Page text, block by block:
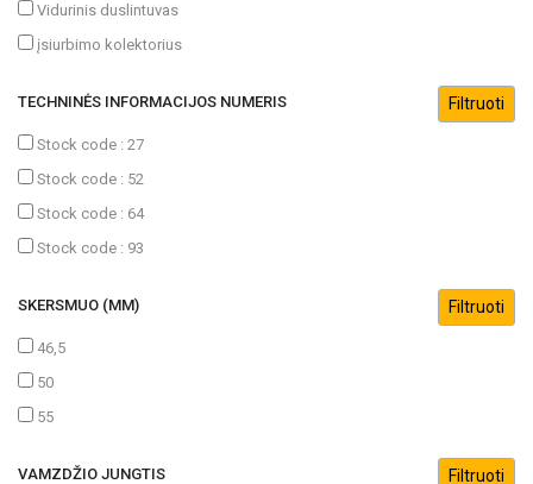
Vidurinis duslintuvas
įsiurbimo kolektorius
TECHNINĖS INFORMACIJOS NUMERIS
Stock code : 27
Stock code : 52
Stock code : 64
Stock code : 93
SKERSMUO (MM)
46,5
50
55
VAMZDŽIO JUNGTIS